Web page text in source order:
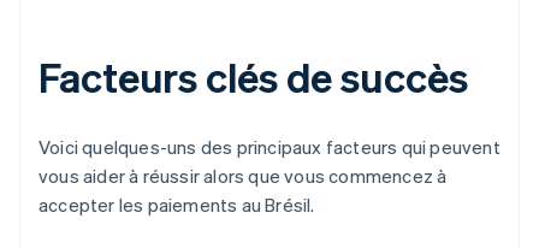
Facteurs clés de succès
Voici quelques-uns des principaux facteurs qui peuvent
vous aider à réussir alors que vous commencez à
accepter les paiements au Brésil.